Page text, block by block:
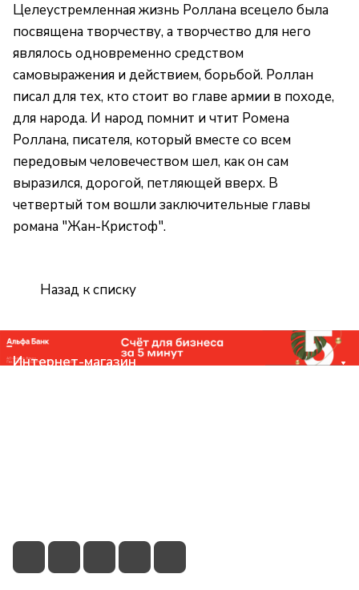
Целеустремленная жизнь Роллана всецело была
посвящена творчеству, а творчество для него
являлось одновременно средством
самовыражения и действием, борьбой. Роллан
писал для тех, кто стоит во главе армии в походе,
для народа. И народ помнит и чтит Ромена
Роллана, писателя, который вместе со всем
передовым человечеством шел, как он сам
выразился, дорогой, петляющей вверх. В
четвертый том вошли заключительные главы
романа "Жан-Кристоф".
Назад к списку
Интернет-магазин